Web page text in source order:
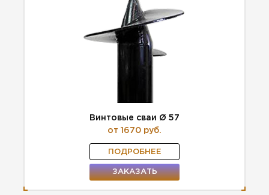
Винтовые сваи Ø 57
от 1670 руб.
ПОДРОБНЕЕ
ЗАКАЗАТЬ